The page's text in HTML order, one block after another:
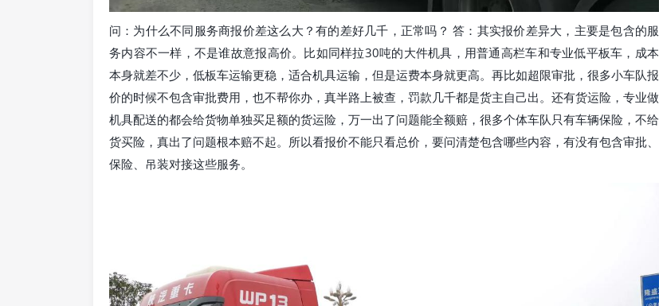
问：为什么不同服务商报价差这么大？有的差好几千，正常吗？ 答：其实报价差异大，主要是包含的服
务内容不一样，不是谁故意报高价。比如同样拉30吨的大件机具，用普通高栏车和专业低平板车，成本
本身就差不少，低板车运输更稳，适合机具运输，但是运费本身就更高。再比如超限审批，很多小车队报
价的时候不包含审批费用，也不帮你办，真半路上被查，罚款几千都是货主自己出。还有货运险，专业做
机具配送的都会给货物单独买足额的货运险，万一出了问题能全额赔，很多个体车队只有车辆保险，不给
货买险，真出了问题根本赔不起。所以看报价不能只看总价，要问清楚包含哪些内容，有没有包含审批、
保险、吊装对接这些服务。